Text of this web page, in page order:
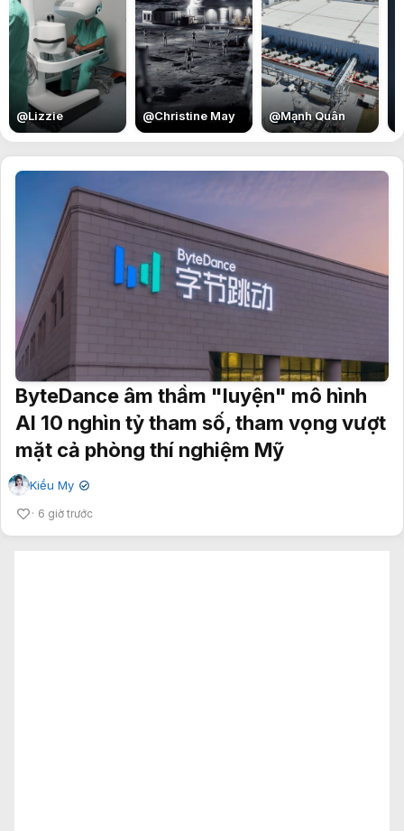
@Lizzie @Christine May @Mạnh Quân
ByteDance âm thầm "luyện" mô hình
AI 10 nghìn tỷ tham số, tham vọng vượt
mặt cả phòng thí nghiệm Mỹ
Kiều My ✔
6 giờ trước